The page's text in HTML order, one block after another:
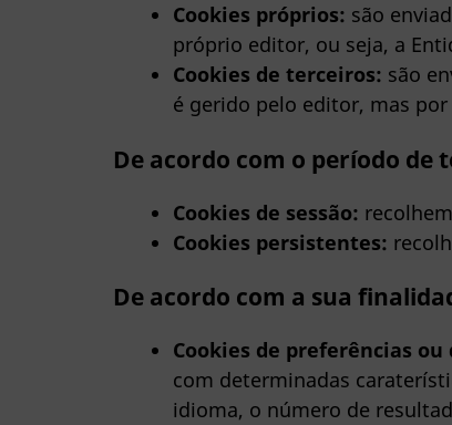
Cookies próprios: são
próprio editor, ou seja, a
Cookies de terceiros: são
é gerido pelo editor, mas
De acordo com o período de
Cookies de sessão:
Cookies persistentes:
De acordo com a sua
Cookies de preferências
com determinadas
idioma, o número de